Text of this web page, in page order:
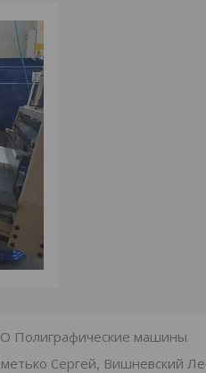
Полиграфические машины
Сергей, Вишневский